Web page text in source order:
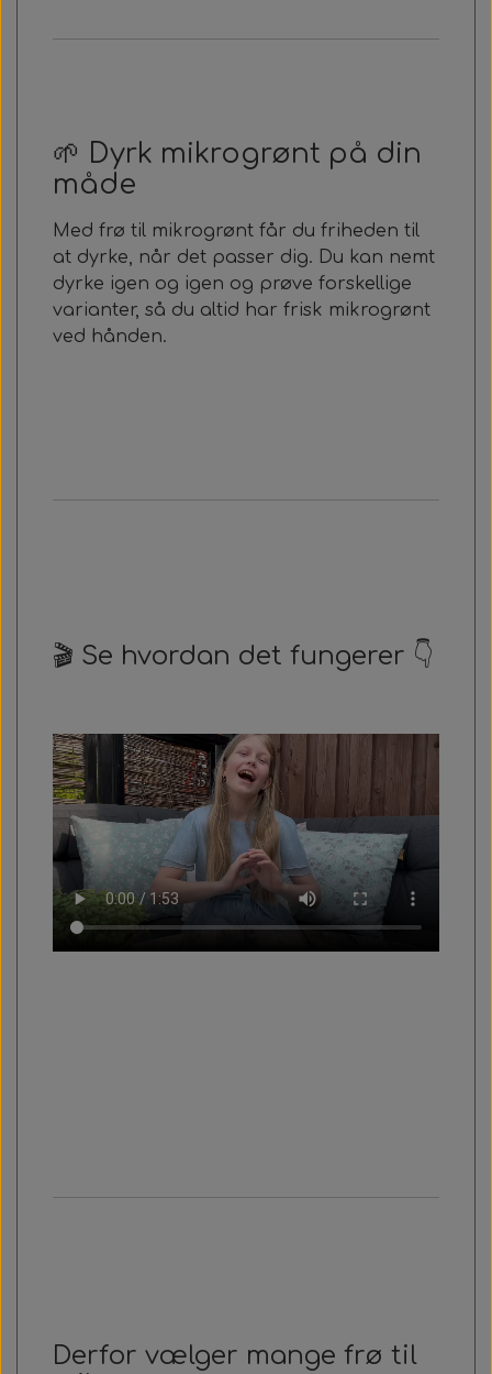
🌱 Dyrk mikrogrønt på din
måde
Med frø til mikrogrønt får du friheden til
at dyrke, når det passer dig. Du kan nemt
dyrke igen og igen og prøve forskellige
varianter, så du altid har frisk mikrogrønt
ved hånden.
🎬 Se hvordan det fungerer 👇
Derfor vælger mange frø til